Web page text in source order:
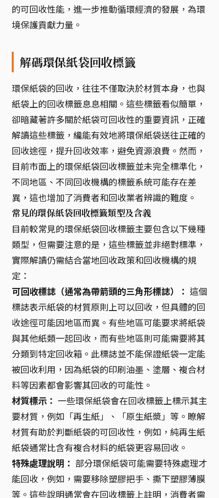
的可回收性能，進一步推動循環經濟的發展，為環
境保護貢獻力量。
解碼環保紙袋回收標籤
環保紙袋的回收，往往不僅取決於材質本身，也與
紙袋上的回收標籤息息相關。這些標籤看似簡單，
卻暗藏著許多關於紙袋可回收性的重要資訊，正確
解讀這些標籤，纔能有效地將環保紙袋送往正確的
回收途徑，提升回收效率，避免資源浪費。然而，
目前市面上的環保紙袋回收標籤並未完全標準化，
不同地區、不同回收機構的標籤系統可能存在差
異，這也增加了消費者和回收業者辨識的難度。
常見的環保紙袋回收標籤類型及含義
目前較常見的環保紙袋回收標籤主要包含以下幾種
類型，但需要注意的是，這些標籤並非絕對標準，
實際解讀仍需結合當地回收政策和回收機構的規
定：
可回收標誌（通常為帶箭頭的三角形標誌）： 這個
標誌表示紙袋的材質原則上可以回收，但具體的回
收途徑可能因地區而異。有些地區可能要求將紙袋
與其他紙類一起回收，而有些地區則可能需要將其
分類到特定回收箱。此標誌並不能保證紙袋一定能
被回收利用，因為紙袋的印刷油墨、塗層、複合材
料等因素都會影響其回收的可能性。
材質標示： 一些環保紙袋會在回收標籤上標示其主
要材質，例如「再生紙」、「原生紙漿」等。瞭解
材質有助於判斷紙袋的可回收性，例如，純再生紙
紙袋通常比含有複合材料的紙袋更容易回收。
特殊處理說明： 部分環保紙袋可能需要特殊處理才
能回收，例如，需要移除塑膠把手、撕下塑膠薄膜
等。這些說明通常會在回收標籤上註明，消費者需